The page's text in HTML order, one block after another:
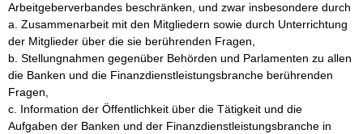
Arbeitgeberverbandes beschränken, und zwar insbesondere durch
a. Zusammenarbeit mit den Mitgliedern sowie durch Unterrichtung
der Mitglieder über die sie berührenden Fragen,
b. Stellungnahmen gegenüber Behörden und Parlamenten zu allen
die Banken und die Finanzdienstleistungsbranche berührenden
Fragen,
c. Information der Öffentlichkeit über die Tätigkeit und die
Aufgaben der Banken und der Finanzdienstleistungsbranche in